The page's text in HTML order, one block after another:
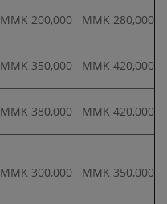
MMK 200,000 MMK 280,000
MMK 350,000 MMK 420,000
MMK 380,000 MMK 420,000
MMK 300,000 MMK 350,000